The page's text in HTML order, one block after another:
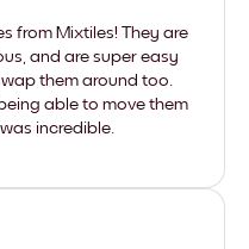
from Mixtiles! They are
and are super easy
them around too.
able to move them
incredible.